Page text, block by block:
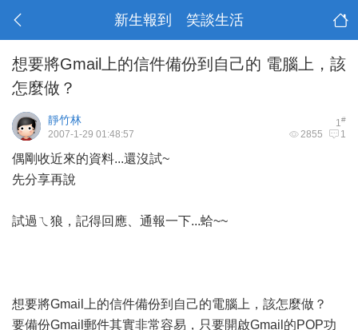
新生報到 笑談生活
想要將Gmail上的信件備份到自己的 電腦上，該
怎麼做？
1#
靜竹林
2855 1
2007-1-29 01:48:57
偶剛收近來的資料...還沒試~
先分享再說
試過ㄟ狼，記得回應、通報一下...蛤~~
想要將Gmail上的信件備份到自己的電腦上，該怎麼做？
要備份Gmail郵件其實非常容易，只要開啟Gmail的POP功